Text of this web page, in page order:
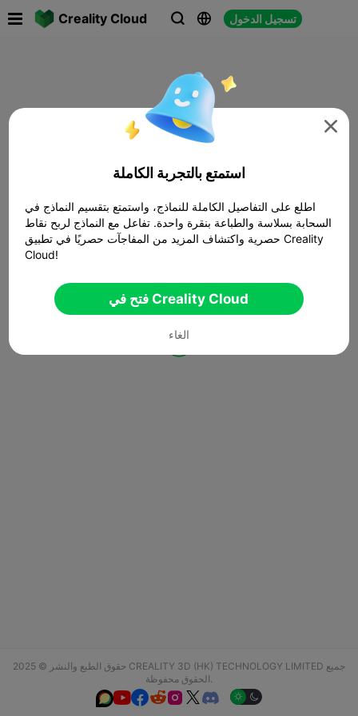
Creality Cloud   تسجيل الدخول
حقوق الطبع والنشر © 2025 CREALITY 3D (HK) TECHNOLOGY LIMITED جميع
الحقوق محفوظة.
  

استمتع بالتجربة الكاملة
اطلع على التفاصيل الكاملة للنماذج، واستمتع بتقسيم النماذج في
السحابة بسلاسة والطباعة بنقرة واحدة. تفاعل مع النماذج لربح نقاط
حصرية واكتشاف المزيد من المفاجآت حصريًا في تطبيق Creality
Cloud!
فتح في Creality Cloud
الغاء